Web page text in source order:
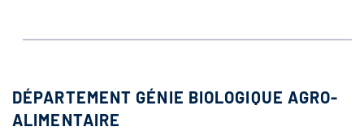
DÉPARTEMENT GÉNIE BIOLOGIQUE AGRO-
ALIMENTAIRE